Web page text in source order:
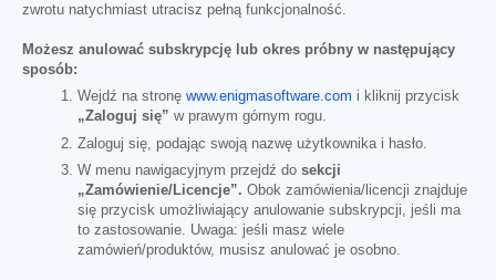
zwrotu natychmiast utracisz pełną funkcjonalność.
Możesz anulować subskrypcję lub okres próbny w następujący
sposób:
Wejdź na stronę www.enigmasoftware.com i kliknij przycisk
„Zaloguj się” w prawym górnym rogu.
Zaloguj się, podając swoją nazwę użytkownika i hasło.
W menu nawigacyjnym przejdź do sekcji
„Zamówienie/Licencje”. Obok zamówienia/licencji znajduje
się przycisk umożliwiający anulowanie subskrypcji, jeśli ma
to zastosowanie. Uwaga: jeśli masz wiele
zamówień/produktów, musisz anulować je osobno.